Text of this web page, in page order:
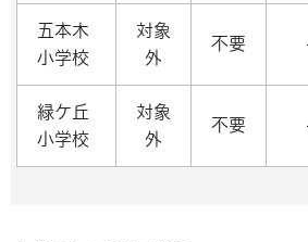
五本木
小学校
対象
外
不要
緑ケ丘
小学校
対象
外
不要